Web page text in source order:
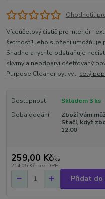
Ohodnotit
Víceúčelový čistič pro interiér i
šetrností! Jeho složení umožňuje
Snadno a rychle odstraňuje
skvrny a neodbarví ošetřovaný
Purpose Cleaner byl vy... celý
Dostupnost
Skladem 3 ks
Doba dodání
Zboží Vám
Stačí, když
12:00
259,00 Kč/ks
214,05 Kč bez DPH
Přidat do